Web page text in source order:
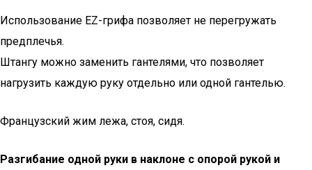
Использование EZ-грифа позволяет не перегружать
предплечья.
Штангу можно заменить гантелями, что позволяет
нагрузить каждую руку отдельно или одной гантелью.
Французский жим лежа, стоя, сидя.
Разгибание одной руки в наклоне с опорой рукой и